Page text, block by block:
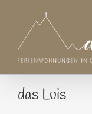
springen
das Luis